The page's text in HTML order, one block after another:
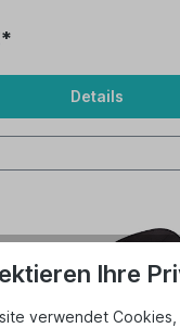
Details
Ihre
verwendet Cookies,